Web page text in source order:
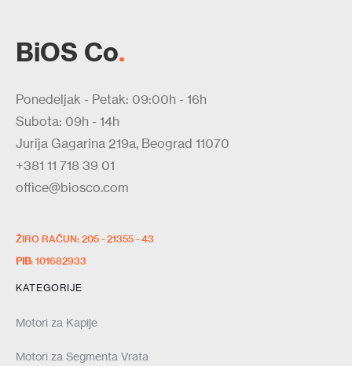
BiOS Co.
Ponedeljak - Petak: 09:00h - 16h
Subota: 09h - 14h
Jurija Gagarina 219a, Beograd 11070
+381 11 718 39 01
office@biosco.com
ŽIRO RAČUN: 205 - 21355 - 43
PIB: 101682933
KATEGORIJE
Motori za Kapije
Motori za Segmenta Vrata